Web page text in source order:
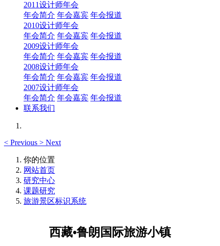
2011设计师年会
年会简介 年会嘉宾 年会报道
2010设计师年会
年会简介 年会嘉宾 年会报道
2009设计师年会
年会简介 年会嘉宾 年会报道
2008设计师年会
年会简介 年会嘉宾 年会报道
2007设计师年会
年会简介 年会嘉宾 年会报道
联系我们
< Previous > Next
你的位置
网站首页
研究中心
课题研究
旅游景区标识系统
西藏•鲁朗国际旅游小镇